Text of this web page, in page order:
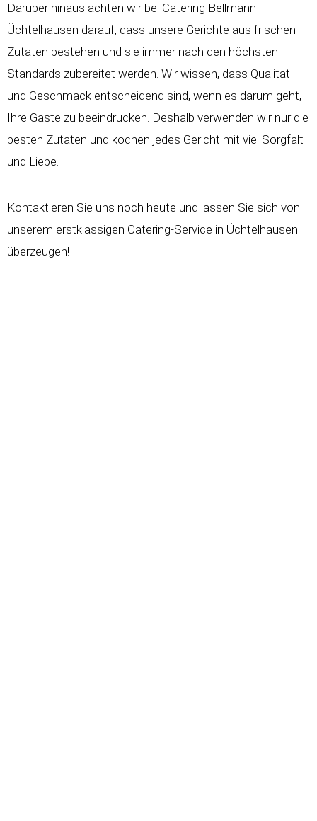
Darüber hinaus achten wir bei Catering Bellmann
Üchtelhausen darauf, dass unsere Gerichte aus frischen
Zutaten bestehen und sie immer nach den höchsten
Standards zubereitet werden. Wir wissen, dass Qualität
und Geschmack entscheidend sind, wenn es darum geht,
Ihre Gäste zu beeindrucken. Deshalb verwenden wir nur die
besten Zutaten und kochen jedes Gericht mit viel Sorgfalt
und Liebe.
Kontaktieren Sie uns noch heute und lassen Sie sich von
unserem erstklassigen Catering-Service in Üchtelhausen
überzeugen!